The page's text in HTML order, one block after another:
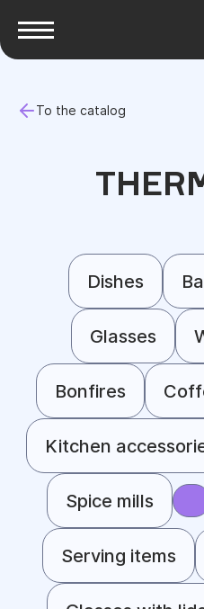
To the catalog
Dishes
Glasses
Bonfires
Kitchen
Spice mills
Serving items